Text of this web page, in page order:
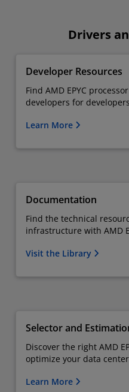
Drivers
Developer Resources
Find AMD EPYC
developers for
Learn More
Documentation
Find the technical
infrastructure with AMD
Visit the Library
Selector and
Discover the right AMD
optimize your data
Learn More